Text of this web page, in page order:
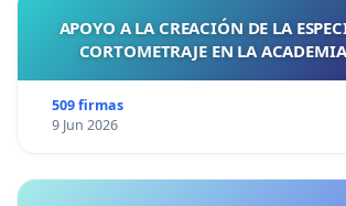
APOYO A LA CREACIÓN DE LA
CORTOMETRAJE EN LA
509 firmas
9 Jun 2026